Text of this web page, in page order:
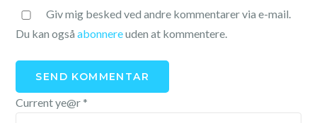
Giv mig besked ved andre kommentarer via e-mail.
Du kan ogsåabonnereuden at kommentere.
Current ye@r*